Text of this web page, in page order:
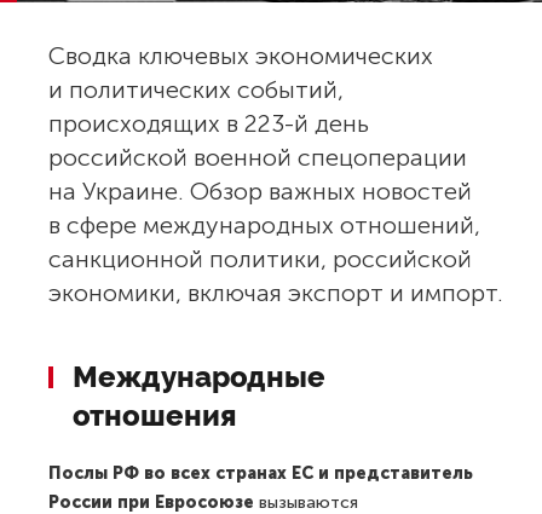
Сводка ключевых экономических
и политических событий,
происходящих в 223-й день
российской военной спецоперации
на Украине. Обзор важных новостей
в сфере международных отношений,
санкционной политики, российской
экономики, включая экспорт и импорт.
Международные
отношения
Послы РФ во всех странах ЕС и представитель
России при Евросоюзе вызываются